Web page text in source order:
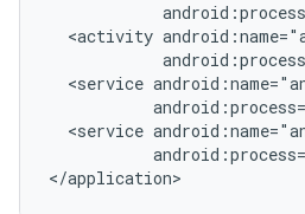
<activity
<service
<service
</application>